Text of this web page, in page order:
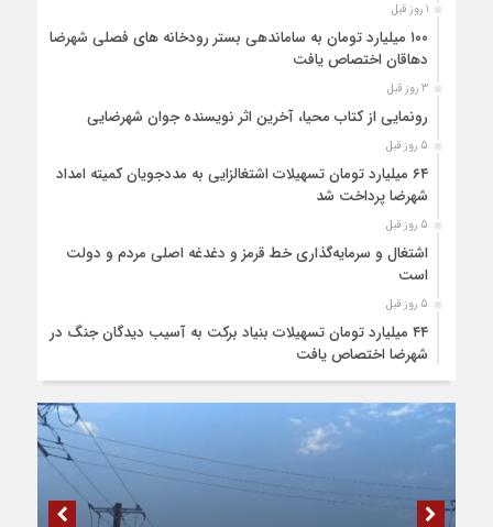
1 روز قبل
۱۰۰ میلیارد تومان به ساماندهی بستر رودخانه های فصلی شهرضا و
دهاقان اختصاص یافت
3 روز قبل
رونمایی از کتاب محیا، آخرین اثر نویسنده جوان شهرضایی
5 روز قبل
۶۴ میلیارد تومان تسهیلات اشتغالزایی به مددجویان کمیته امداد
شهرضا پرداخت شد
5 روز قبل
اشتغال و سرمایه‌گذاری خط قرمز و دغدغه اصلی مردم و دولت
است
5 روز قبل
۴۴ میلیارد تومان تسهیلات بنیاد برکت به آسیب دیدگان جنگ در
شهرضا اختصاص یافت
6 روز قبل
۸ ممنوعه مهم برای کودکان قبل از خواب
چند راه ساده برای افزایش عمر لباس‌ها
6 روز قبل